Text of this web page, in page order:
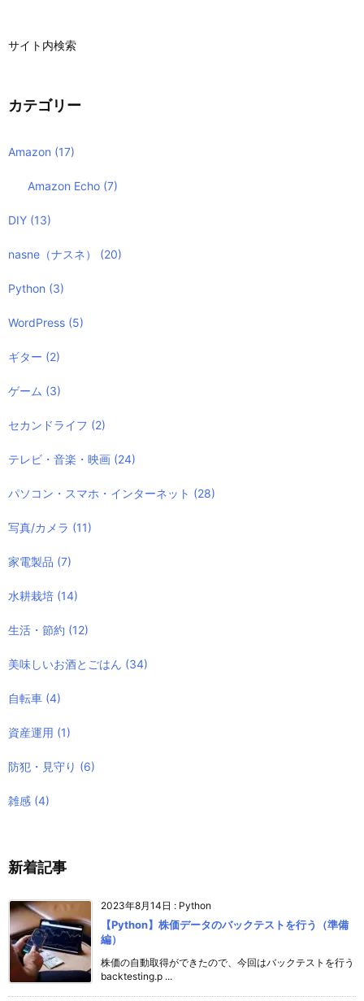
サイト内検索
カテゴリー
Amazon (17)
Amazon Echo (7)
DIY (13)
nasne（ナスネ） (20)
Python (3)
WordPress (5)
ギター (2)
ゲーム (3)
セカンドライフ (2)
テレビ・音楽・映画 (24)
パソコン・スマホ・インターネット (28)
写真/カメラ (11)
家電製品 (7)
水耕栽培 (14)
生活・節約 (12)
美味しいお酒とごはん (34)
自転車 (4)
資産運用 (1)
防犯・見守り (6)
雑感 (4)
新着記事
2023年8月14日 : Python
【Python】株価データのバックテストを行う（準備
編）
株価の自動取得ができたので、今回はバックテストを行う
backtesting.p ...